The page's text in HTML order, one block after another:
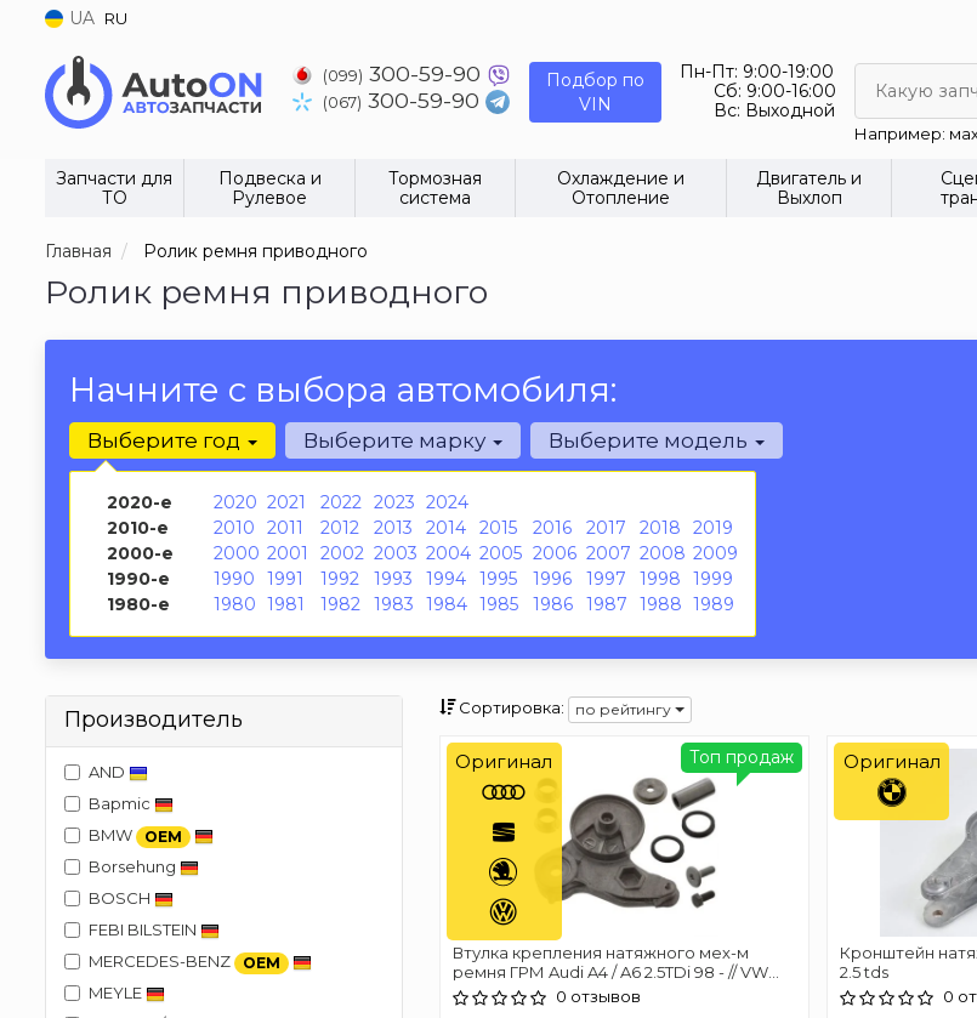
UA RU
(099) 300-59-90
(067) 300-59-90
Подбор по
VIN
Пн-Пт: 9:00-19:00
Сб: 9:00-16:00
Вс: Выходной
Какую
Например:
Запчасти для
ТО
Подвеска и
Рулевое
Тормозная
система
Охлаждение и
Отопление
Двигатель и
Выхлоп
Главная Ролик ремня приводного
Ролик ремня приводного
Начните с выбора автомобиля:
Выберите год
2020-е 2020 2021 2022 2023 2024
2010-е
2010 2011 2012 2013 2014 2015 2016 2017 2018
2019
2000-е
2000 2001 2002 2003 2004 2005 2006 2007 2008 2009
1990-е
1990 1991 1992 1993 1994 1995 1996 1997 1998
1999
1980-е
1980 1981 1982 1983 1984 1985 1986 1987 1988 1989
Выберите марку Выберите модель
Производитель
AND
Bapmic
BMW
OEM
Borsehung
BOSCH
FEBI BILSTEIN
MERCEDES-BENZ
OEM
MEYLE
Сортировка: по рейтингу
Втулка крепления натяжного мех-м
ремня ГРМ Audi A4 / A6 2.5TDi 98 - // VW
Passat 2.5TDi 98- (САМА ВТУЛКА БЕЗ
МЕХАНИЗМА)
0 отзывов
Топ продаж
Оригинал
Кронштейн
2.5 tds
0
Оригинал